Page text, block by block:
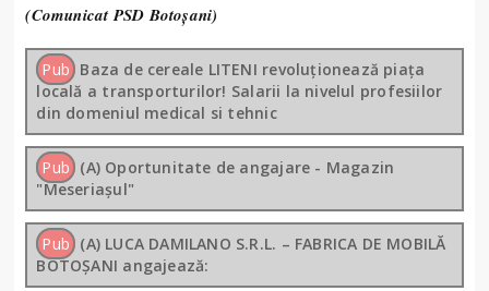
(Comunicat PSD Botoșani)
Pub Baza de cereale LITENI revoluționează piața
locală a transporturilor! Salarii la nivelul profesiilor
din domeniul medical si tehnic
Pub (A) Oportunitate de angajare - Magazin
"Meseriașul"
Pub (A) LUCA DAMILANO S.R.L. – FABRICA DE MOBILĂ
BOTOȘANI angajează: